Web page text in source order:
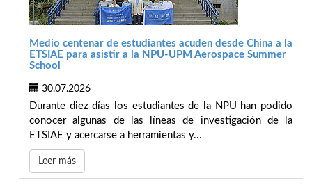
Medio centenar de estudiantes acuden desde China a la
ETSIAE para asistir a la NPU-UPM Aerospace Summer
School
30.07.2026
Durante diez días los estudiantes de la NPU han podido
conocer algunas de las líneas de investigación de la
ETSIAE y acercarse a herramientas y...
Leer más